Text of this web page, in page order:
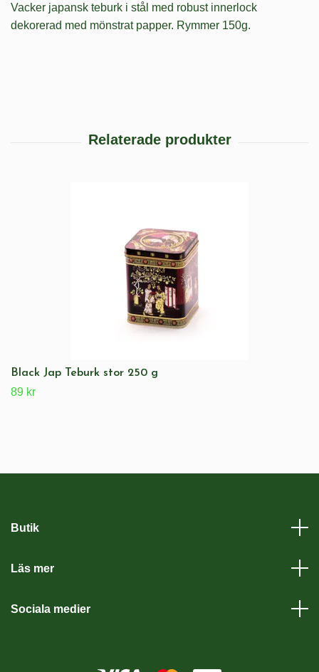
Vacker japansk teburk i stål med robust innerlock
dekorerad med mönstrat papper. Rymmer 150g.
Black Jap Teburk stor 250 g
89 kr
Butik
Läs mer
Sociala medier